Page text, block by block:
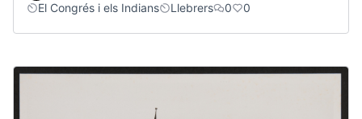
El Congrés i els Indians
Llebrers 0 0